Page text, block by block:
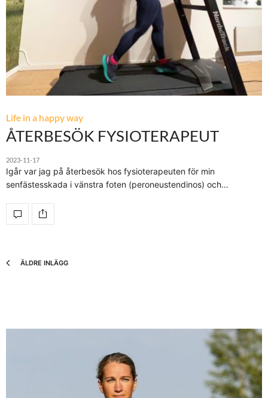
Life in a happy way
ÅTERBESÖK FYSIOTERAPEUT
2023-11-17
Igår var jag på återbesök hos fysioterapeuten för min
senfästesskada i vänstra foten (peroneustendinos) och…
ÄLDRE INLÄGG